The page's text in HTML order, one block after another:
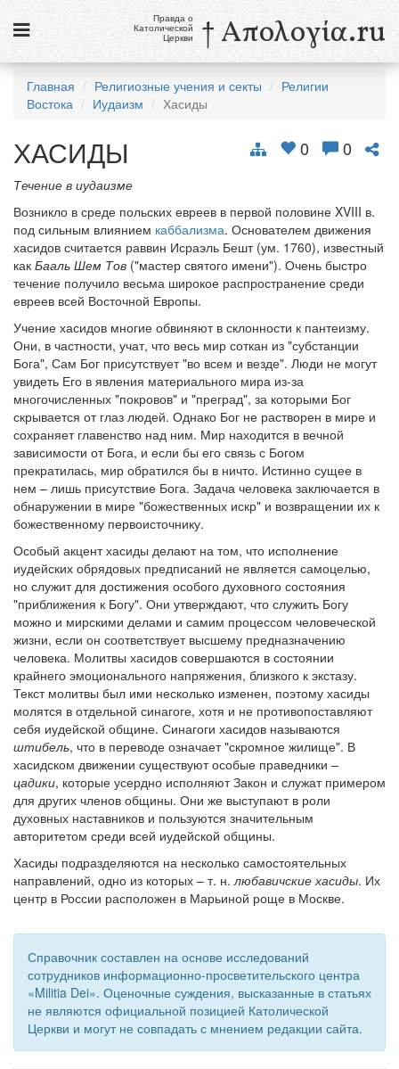
Новости
Католики в России
Галерея
Викторины
Ссылки
Религиозные учения и секты, справочник
7 августа
Свв. Сикст II, папа, и сподвижники его, мученики
Св. Каэтан, священник
см. календарь
Обратная связь
mail@apologia.ru
Отправить сообщение
Вход
Правда о
Католической
Церкви † Απολογία.ru
Главная Религиозные учения и секты
Религии
Востока
Иудаизм Хасиды
0 0
ХАСИДЫ
Течение в иудаизме
Возникло в среде польских евреев в первой половине XVIII в.
под сильным влиянием каббализма. Основателем движения
хасидов считается раввин Исраэль Бешт (ум. 1760), известный
как Бааль Шем Тов ("мастер святого имени"). Очень быстро
течение получило весьма широкое распространение среди
евреев всей Восточной Европы.
Учение хасидов многие обвиняют в склонности к пантеизму.
Они, в частности, учат, что весь мир соткан из "субстанции
Бога", Сам Бог присутствует "во всем и везде". Люди не могут
увидеть Его в явления материального мира из-за
многочисленных "покровов" и "преград", за которыми Бог
скрывается от глаз людей. Однако Бог не растворен в мире и
сохраняет главенство над ним. Мир находится в вечной
зависимости от Бога, и если бы его связь с Богом
прекратилась, мир обратился бы в ничто. Истинно сущее в
нем – лишь присутствие Бога. Задача человека заключается в
обнаружении в мире "божественных искр" и возвращении их к
божественному первоисточнику.
Особый акцент хасиды делают на том, что исполнение
иудейских обрядовых предписаний не является самоцелью,
но служит для достижения особого духовного состояния
"приближения к Богу". Они утверждают, что служить Богу
можно и мирскими делами и самим процессом человеческой
жизни, если он соответствует высшему предназначению
человека. Молитвы хасидов совершаются в состоянии
крайнего эмоционального напряжения, близкого к экстазу.
Текст молитвы был ими несколько изменен, поэтому хасиды
молятся в отдельной синагоге, хотя и не противопоставляют
себя иудейской общине. Синагоги хасидов называются
штибель, что в переводе означает "скромное жилище". В
хасидском движении существуют особые праведники –
цадики, которые усердно исполняют Закон и служат примером
для других членов общины. Они же выступают в роли
духовных наставников и пользуются значительным
авторитетом среди всей иудейской общины.
Хасиды подразделяются на несколько самостоятельных
направлений, одно из которых – т. н.любавичские хасиды. Их
центр в России расположен в Марьиной роще в Москве.
Справочник составлен на основе исследований
сотрудников информационно-просветительского центра
«Militia Dei». Оценочные суждения, высказанные в статьях
не являются официальной позицией Католической
Церкви и могут не совпадать с мнением редакции сайта.